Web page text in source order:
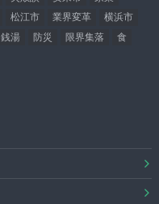
松江市 業界変革
横浜市
銭湯 防災 限界集落
食